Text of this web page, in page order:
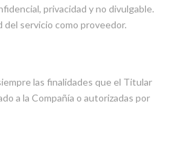
privacidad y no divulgable.
del servicio como proveedor.
las finalidades que el Titular
a la Compañía o autorizadas por